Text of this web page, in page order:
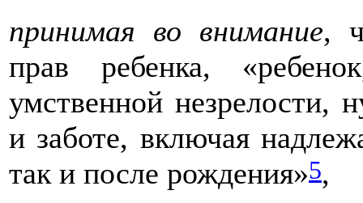
принимая во внимание,
прав ребенка,
умственной незрелости,
и заботе, включая
так и после рождения»5,